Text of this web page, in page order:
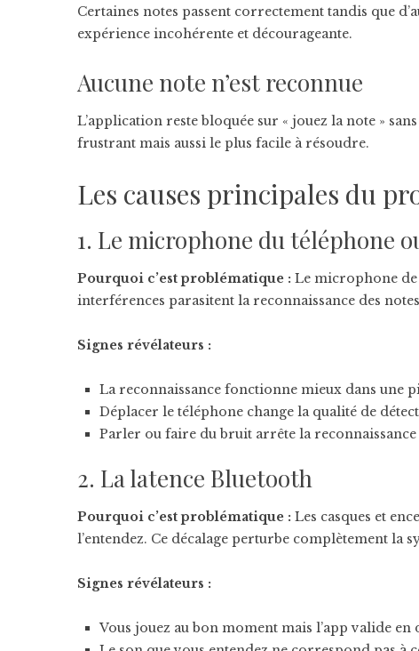
Certaines notes passent correctement tandis que
expérience incohérente et décourageante.
Aucune note n’est reconnue
L’application reste bloquée sur « jouez la note »
frustrant mais aussi le plus facile à résoudre.
Les causes principales du
1. Le microphone du téléphone
Pourquoi c’est problématique : Le microphone de
interférences parasitent la reconnaissance des
Signes révélateurs :
La reconnaissance fonctionne mieux dans une
Déplacer le téléphone change la qualité de
Parler ou faire du bruit arrête la reconnaissance
2. La latence Bluetooth
Pourquoi c’est problématique : Les casques et
l’entendez. Ce décalage perturbe complètement
Signes révélateurs :
Vous jouez au bon moment mais l’app valide en